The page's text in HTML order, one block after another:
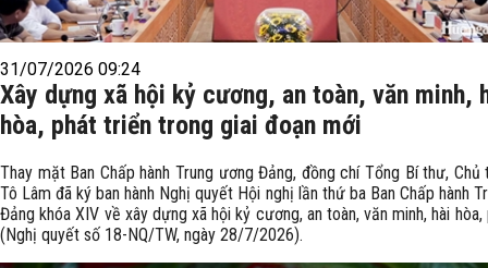
31/07/2026 09:24
Xây dựng xã hội kỷ cương, an toàn, văn minh,
hòa, phát triển trong giai đoạn mới
Thay mặt Ban Chấp hành Trung ương Đảng, đồng chí Tổng Bí thư,
Tô Lâm đã ký ban hành Nghị quyết Hội nghị lần thứ ba Ban Chấp hành
Đảng khóa XIV về xây dựng xã hội kỷ cương, an toàn, văn minh, hài
(Nghị quyết số 18-NQ/TW, ngày 28/7/2026).